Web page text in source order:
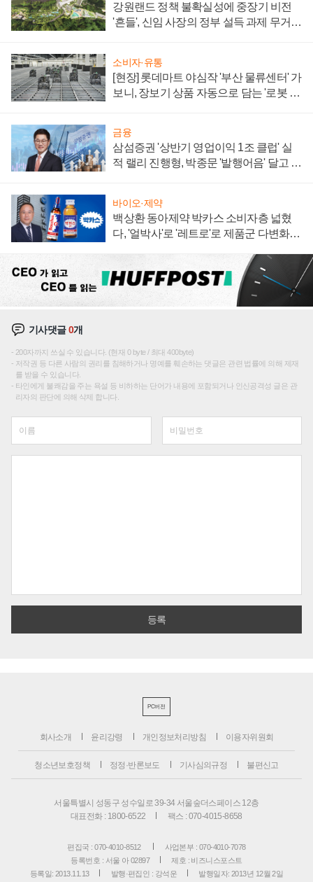
강원랜드 정책 불확실성에 중장기 비전
'흔들', 신임 사장의 정부 설득 과제 무거워
소비자·유통
[현장] 롯데마트 야심작 '부산 물류센터' 가
보니, 장보기 상품 자동으로 담는 '로봇 40
금융
삼섬증권 '상반기 영업이익 1조 클럽' 실
적 랠리 진행형, 박종문 '발행어음' 달고 연
바이오·제약
백상환 동아제약 박카스 소비자층 넓혔
다, '얼박사'로 '레트로'로 제품군 다변화
기사댓글0개
200자까지 쓰실 수 있습니다. (현재 0 byte / 최대 400byte)
저작권 등 다른 사람의 권리를 침해하거나 명예를 훼손하는 댓글은 관련 법률에 의해 제재
를 받을 수 있습니다.
타인에게 불쾌감을 주는 욕설 등 비하하는 단어가 내용에 포함되거나 인신공격성 글은 관
리자의 판단에 의해 삭제 합니다.
PC버전
회사소개 윤리강령 개인정보처리방침 이용자위원회
청소년보호정책 정정·반론보도 기사심의규정 불편신고
서울특별시 성동구 성수일로 39-34 서울숲더스페이스 12층
대표전화 : 1800-6522
팩스 : 070-4015-8658
편집국 : 070-4010-8512
사업본부 : 070-4010-7078
등록번호 : 서울 아 02897
제호 : 비즈니스포스트
등록일: 2013.11.13
발행·편집인 : 강석운 발행일자: 2013년 12월 2일